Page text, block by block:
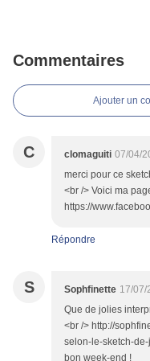
Commentaires
Ajouter un
C clomaguiti 07/04/
merci pour ce
<br /> Voici ma
https://
Répondre
S Sophfinette 17/07/
Que de jolies
<br /> http://
selon-le-sketch-
bon week-end !